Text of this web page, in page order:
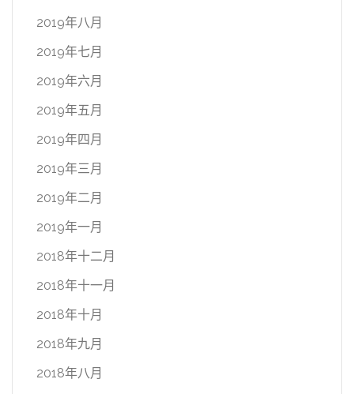
2019年八月
2019年七月
2019年六月
2019年五月
2019年四月
2019年三月
2019年二月
2019年一月
2018年十二月
2018年十一月
2018年十月
2018年九月
2018年八月